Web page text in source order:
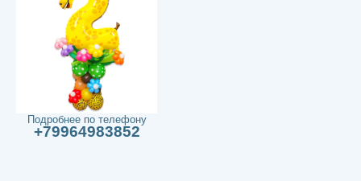
Подробнее по телефону
+79964983852